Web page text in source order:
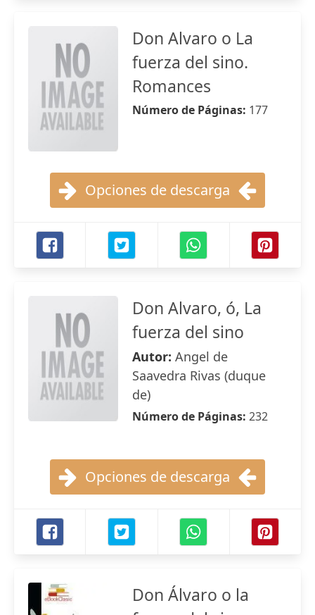
Don Alvaro o La
fuerza del sino.
Romances
Número de Páginas: 177
Opciones de descarga
Don Alvaro, ó, La
fuerza del sino
Autor: Angel de
Saavedra Rivas (duque
de)
Número de Páginas: 232
Opciones de descarga
Don Álvaro o la